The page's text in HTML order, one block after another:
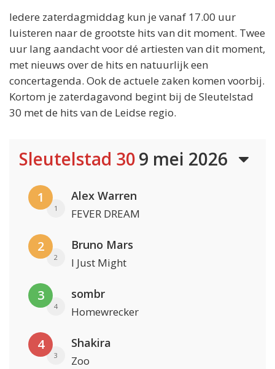
Iedere zaterdagmiddag kun je vanaf 17.00 uur
luisteren naar de grootste hits van dit moment. Twee
uur lang aandacht voor dé artiesten van dit moment,
met nieuws over de hits en natuurlijk een
concertagenda. Ook de actuele zaken komen voorbij.
Kortom je zaterdagavond begint bij de Sleutelstad
30 met de hits van de Leidse regio.
Sleutelstad 309 mei 2026
1
1
Alex Warren
FEVER DREAM
2
2
Bruno Mars
I Just Might
3
4
sombr
Homewrecker
4
3
Shakira
Zoo